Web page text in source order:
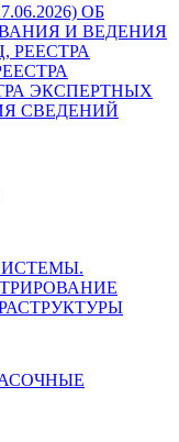
ОБ
И ВЕДЕНИЯ
РЕЕСТРА
ЭКСПЕРТНЫХ
СВЕДЕНИЙ